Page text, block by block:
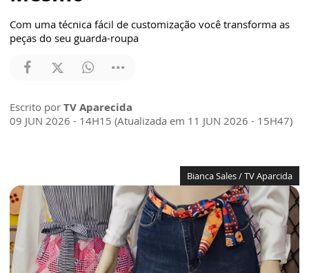
Com uma técnica fácil de customização você transforma as
peças do seu guarda-roupa
Escrito por TV Aparecida
09 JUN 2026 - 14H15 (Atualizada em 11 JUN 2026 - 15H47)
Bianca Sales / TV Aparcida